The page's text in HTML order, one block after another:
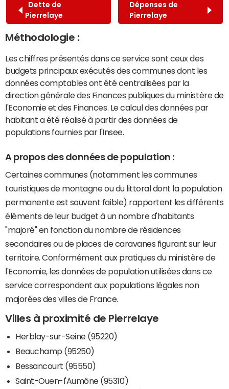
Dette de
Pierrelaye
Dépenses de
Pierrelaye
Méthodologie :
Les chiffres présentés dans ce service sont ceux des
budgets principaux exécutés des communes dont les
données comptables ont été centralisées par la
direction générale des Finances publiques du ministère de
l'Economie et des Finances. Le calcul des données par
habitant a été réalisé à partir des données de
populations fournies par l'Insee.
A propos des données de population :
Certaines communes (notamment les communes
touristiques de montagne ou du littoral dont la population
permanente est souvent faible) rapportent les différents
éléments de leur budget à un nombre d'habitants
"majoré" en fonction du nombre de résidences
secondaires ou de places de caravanes figurant sur leur
territoire. Conformément aux pratiques du ministère de
l'Economie, les données de population utilisées dans ce
service correspondent aux populations légales non
majorées des villes de France.
Villes à proximité de Pierrelaye
Herblay-sur-Seine (95220)
Beauchamp (95250)
Bessancourt (95550)
Saint-Ouen-l'Aumône (95310)